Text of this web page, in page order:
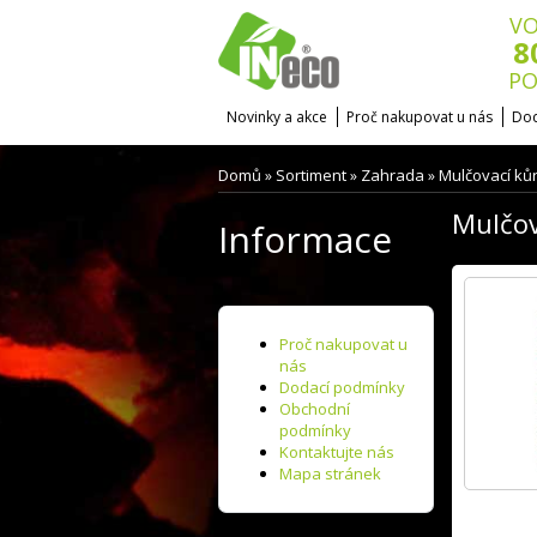
Novinky a akce Proč nakupovat u nás
Domů » Sortiment» Zahrada »Mulčovací
Informace
Proč nakupovat u
nás
Dodací podmínky
Obchodní
podmínky
Kontaktujte nás
Mapa stránek